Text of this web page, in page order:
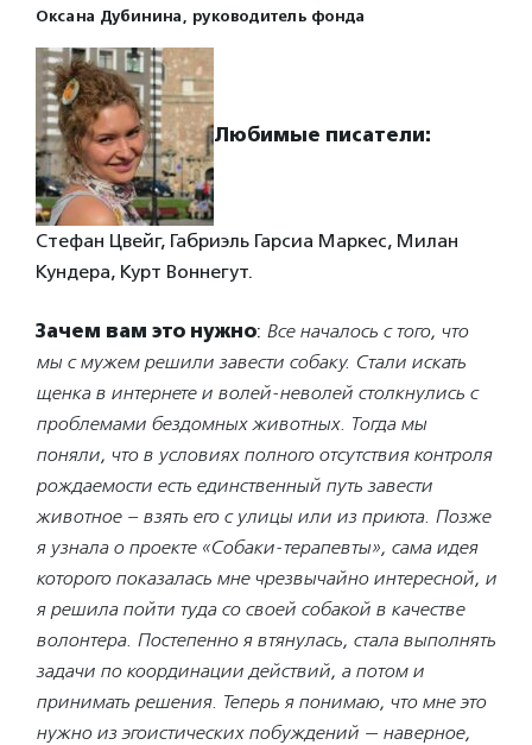
Оксана Дубинина, руководитель фонда
Любимые писатели:
Стефан Цвейг, Габриэль Гарсиа Маркес, Милан
Кундера, Курт Воннегут.
Зачем вам это нужно: Все началось с того, что
мы с мужем решили завести собаку. Стали искать
щенка в интернете и волей-неволей столкнулись с
проблемами бездомных животных. Тогда мы
поняли, что в условиях полного отсутствия контроля
рождаемости есть единственный путь завести
животное – взять его с улицы или из приюта. Позже
я узнала о проекте «Собаки-терапевты», сама идея
которого показалась мне чрезвычайно интересной, и
я решила пойти туда со своей собакой в качестве
волонтера. Постепенно я втянулась, стала выполнять
задачи по координации действий, а потом и
принимать решения. Теперь я понимаю, что мне это
нужно из эгоистических побуждений — наверное,